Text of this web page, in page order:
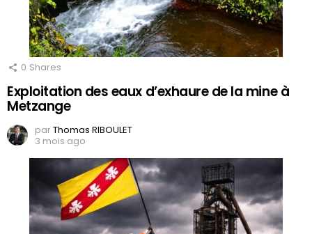
0 Shares
Exploitation des eaux d’exhaure de la mine à
Metzange
parThomas RIBOULET
3 mois ago